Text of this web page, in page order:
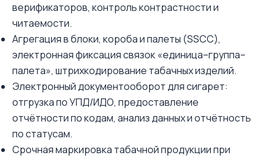
верификаторов, контроль контрастности и
читаемости.
Агрегация в блоки, короба и палеты (SSCC),
электронная фиксация связок «единица–группа–
палета», штрихкодирование табачных изделий.
Электронный документооборот для сигарет:
отгрузка по УПД/ИДО, предоставление
отчётности по кодам, анализ данных и отчётность
по статусам.
Срочная маркировка табачной продукции при